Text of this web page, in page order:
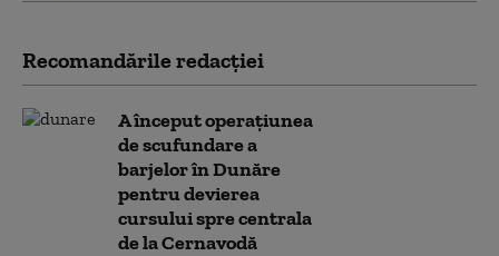
Recomandările redacţiei
A început operațiunea
de scufundare a
barjelor în Dunăre
pentru devierea
cursului spre centrala
de la Cernavodă